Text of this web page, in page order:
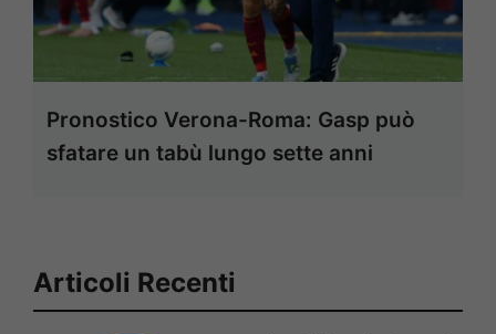
Pronostico Verona-Roma: Gasp può
sfatare un tabù lungo sette anni
Articoli Recenti